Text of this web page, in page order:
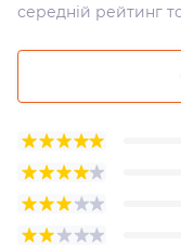
середній рейтинг